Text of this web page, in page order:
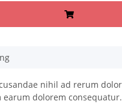
nihil ad rerum
earum dolorem consequatur.